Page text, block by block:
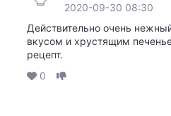
2020-09-30 08:30
Действительно очень
вкусом и хрустящим
рецепт.
0